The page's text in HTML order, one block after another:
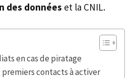
des données et la CNIL.
en cas de piratage
contacts à activer